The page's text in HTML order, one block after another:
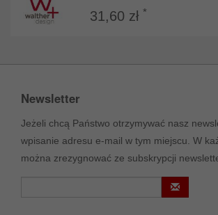
31,60 zł *
Newsletter
Jeżeli chcą Państwo otrzymywać nasz
wpisanie adresu e-mail w tym miejscu. W
można zrezygnować ze subskrypcji